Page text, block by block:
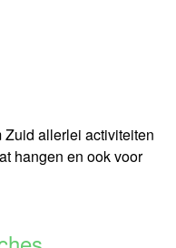
Zuid allerlei activiteiten
hangen en ook voor